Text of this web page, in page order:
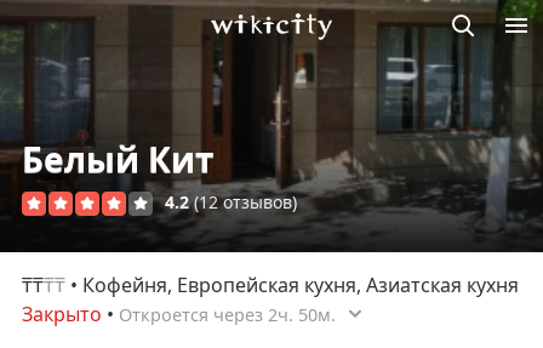
Викисити
Белый Кит
4.2 (12 отзывов)
₸₸₸₸ • Кофейня, Европейская кухня, Азиатская кухня
Закрыто • Откроется через 2ч. 50м.